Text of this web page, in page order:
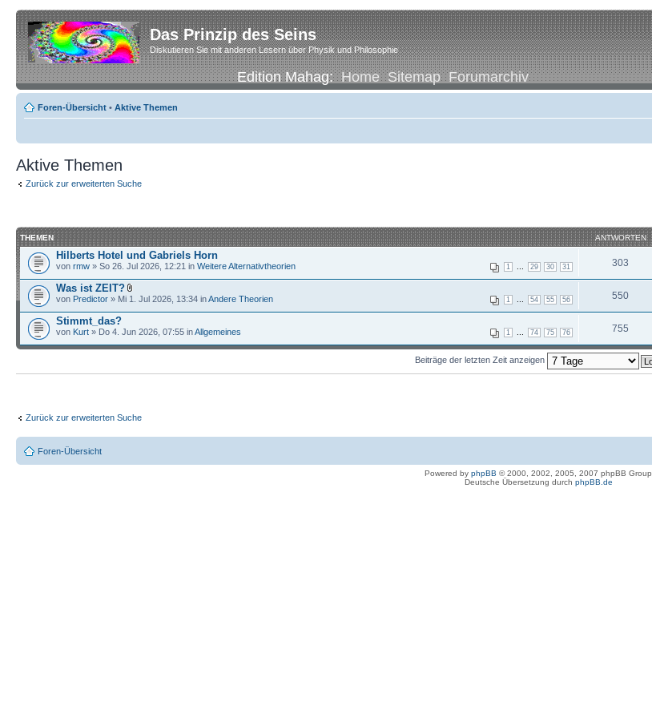
Das Prinzip des Seins
Diskutieren Sie mit anderen Lesern über Physik und Philosophie
Edition Mahag:Home Sitemap Forumarchiv
Foren-Übersicht • Aktive Themen
Aktive Themen
Zurück zur erweiterten Suche
THEMEN ANTWORTEN
Hilberts Hotel und Gabriels Horn
1 29 30 31
von rmw » So 26. Jul 2026, 12:21 in Weitere Alternativtheorien 303
Was ist ZEIT?
1 54 55 56
von Predictor » Mi 1. Jul 2026, 13:34 inAndere Theorien 550
Stimmt_das?
1 74 75 76
von Kurt » Do 4. Jun 2026, 07:55 inAllgemeines 755
Beiträge der letzten Zeit anzeigen
Zurück zur erweiterten Suche
Foren-Übersicht
Powered by phpBB © 2000, 2002, 2005, 2007 phpBB Group
Deutsche Übersetzung durch phpBB.de